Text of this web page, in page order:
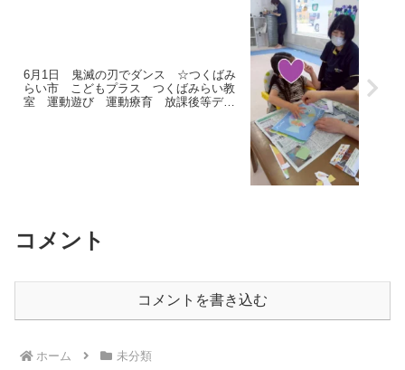
6月1日 鬼滅の刃でダンス ☆つくばみ
らい市 こどもプラス つくばみらい教
室 運動遊び 運動療育 放課後等デイ
コメント
コメントを書き込む
ホーム 未分類